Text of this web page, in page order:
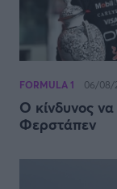
FORMULA 1 06/08/
Ο κίνδυνος
Φερστάπεν